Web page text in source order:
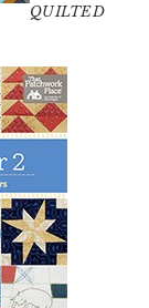
QUILTED